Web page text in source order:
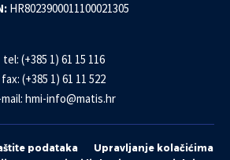
HR8023900011100021305
tel: (+385 1) 61 15 116
fax: (+385 1) 61 11 522
hmi-info@matis.hr
podataka
Upravljanje kolačićima